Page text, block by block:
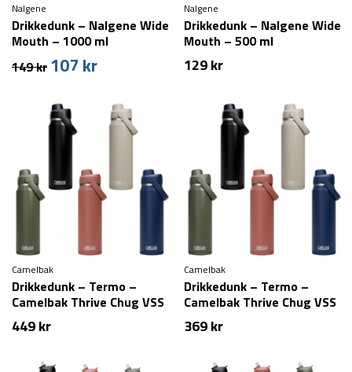
Nalgene
Drikkedunk – Nalgene Wide
Mouth – 1000 ml
149kr Den
pris
var:
149 kr.
107 krDen
pris
er:
107 kr.
Nalgene
Drikkedunk – Nalgene Wide
Mouth – 500 ml
129kr
Camelbak
Drikkedunk – Termo –
Camelbak Thrive Chug VSS
– 1,2 liter
449kr
Camelbak
Drikkedunk – Termo –
Camelbak Thrive Chug VSS
– 750 ml
369kr